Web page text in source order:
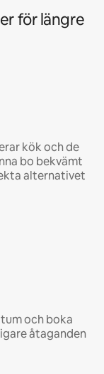
för längre
kök och de
bo bekvämt
alternativet
och boka
åtaganden